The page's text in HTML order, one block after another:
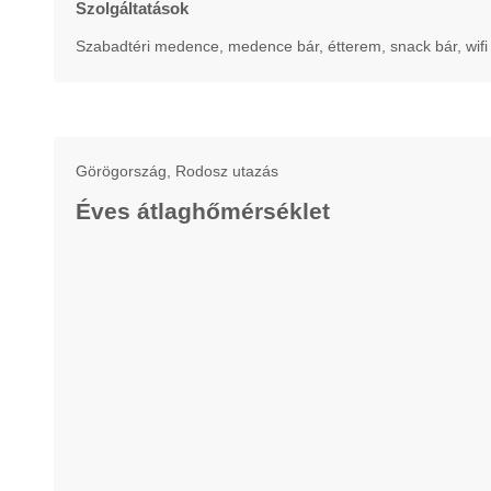
Szolgáltatások
Szabadtéri medence, medence bár, étterem, snack bár,
Görögország, Rodosz utazás
Éves átlaghőmérséklet